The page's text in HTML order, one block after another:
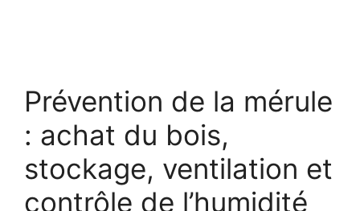
Prévention de la mérule
: achat du bois,
stockage, ventilation et
contrôle de l’humidité